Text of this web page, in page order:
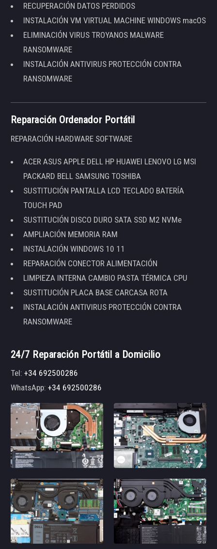
RECUPERACIÓN DATOS PERDIDOS
INSTALACIÓN VM VIRTUAL MACHINE WINDOWS macOS
ELIMINACIÓN VIRUS TROYANOS MALWARE
RANSOMWARE
INSTALACIÓN ANTIVIRUS PROTECCIÓN CONTRA
RANSOMWARE
Reparación Ordenador Portátil
REPARACIÓN HARDWARE SOFTWARE
ACER ASUS APPLE DELL HP HUAWEI LENOVO LG MSI
PACKARD BELL SAMSUNG TOSHIBA
SUSTITUCIÓN PANTALLA LCD TECLADO BATERÍA
TOUCH PAD
SUSTITUCIÓN DISCO DURO SATA SSD M2 NVMe
AMPLIACIÓN MEMORIA RAM
INSTALACIÓN WINDOWS 10 11
REPARACIÓN CONECTOR ALIMENTACIÓN
LIMPIEZA INTERNA CAMBIO PASTA TÉRMICA CPU
SUSTITUCIÓN PLACA BASE CARCASA ROTA
INSTALACIÓN ANTIVIRUS PROTECCIÓN CONTRA
RANSOMWARE
24/7 Reparación Portátil a Domicilio
Tel:+34 692500286
WhatsApp:+34 692500286